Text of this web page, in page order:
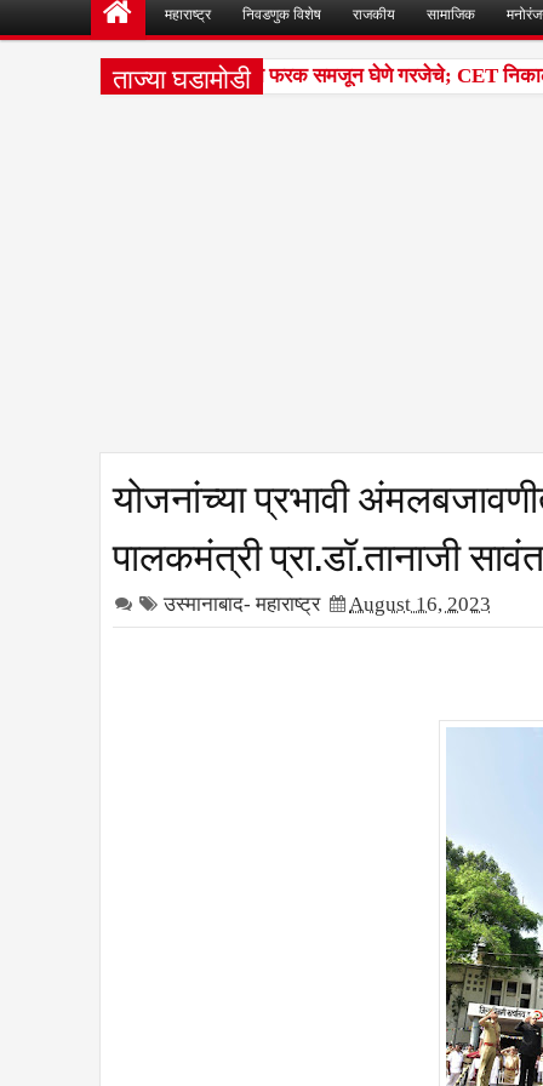
महाराष्ट्र निवडणुक विशेष राजकीय सामाजिक
ताज्या घडामोडी
टक्केवारी आणि पर्सेंटाइलचा फरक समजून घेणे गरजेचे; CET
योजनांच्या प्रभावी
पालकमंत्री प्रा.डॉ.तानाजी सावंत
उस्मानाबाद- महाराष्ट्र August 16, 2023